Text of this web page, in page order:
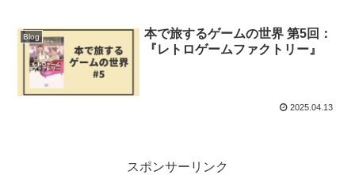
Blog
本で旅するゲームの世界 第5回：
『レトロゲームファクトリー』
2025.04.13
スポンサーリンク